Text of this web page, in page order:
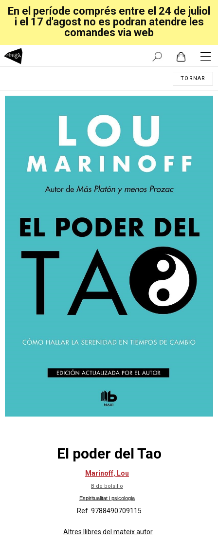
En el període comprés entre el 24 de juliol
i el 17 d'agost no es podran atendre les
comandes via web
TORNAR
El poder del Tao
Marinoff, Lou
B de bolsillo
Espiritualitat i psicologia
Ref. 9788490709115
Altres llibres del mateix autor